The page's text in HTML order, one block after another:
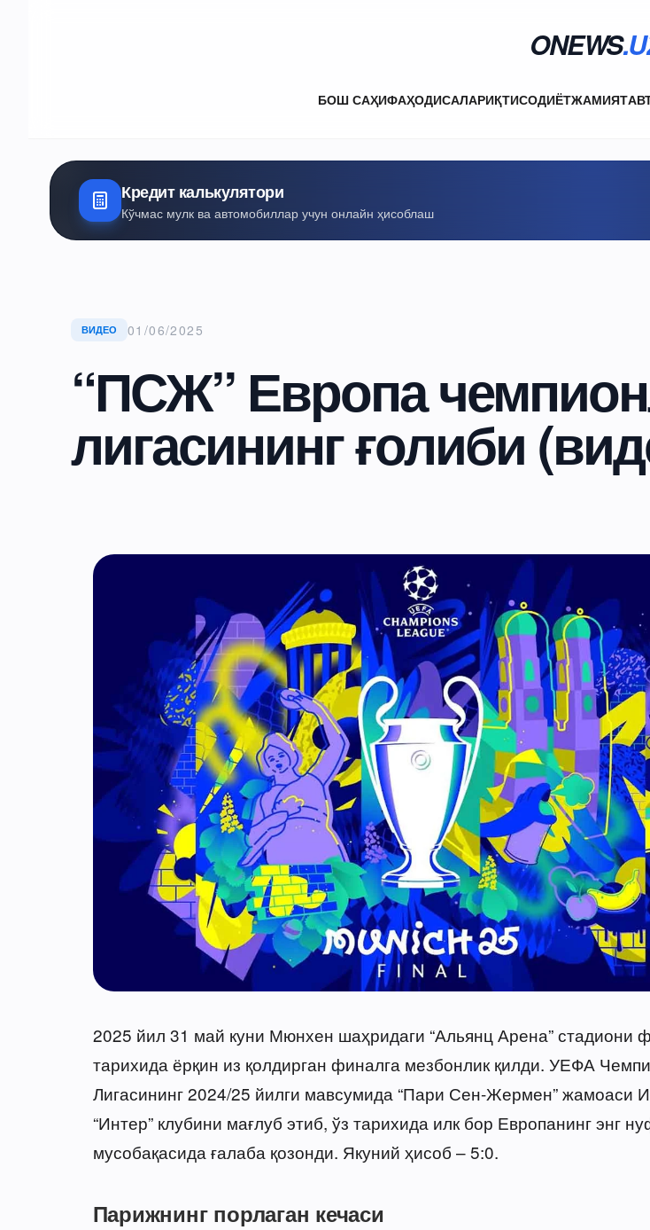
ONEWS
БОШ САҲИФАҲОДИСАЛАРИҚТИСОДИЁТЖАМИЯТ
Кредит калькулятори
Кўчмас мулк ва автомобиллар учун онлайн ҳисоблаш
ВИДЕО 01/06/2025
“ПСЖ” Европа
лигасининг ғолиби
2025 йил 31 май куни Мюнхен шаҳридаги “Альянц Арена” стадиони
тарихида ёрқин из қолдирган финалга мезбонлик қилди. УЕФА
Лигасининг 2024/25 йилги мавсумида “Пари Сен-Жермен” жамоаси
“Интер” клубини мағлуб этиб, ўз тарихида илк бор Европанинг энг
мусобақасида ғалаба қозонди. Якуний ҳисоб – 5:0.
Парижнинг порлаган кечаси